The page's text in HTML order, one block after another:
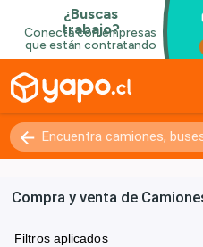
Compra y venta de
Filtros aplicados